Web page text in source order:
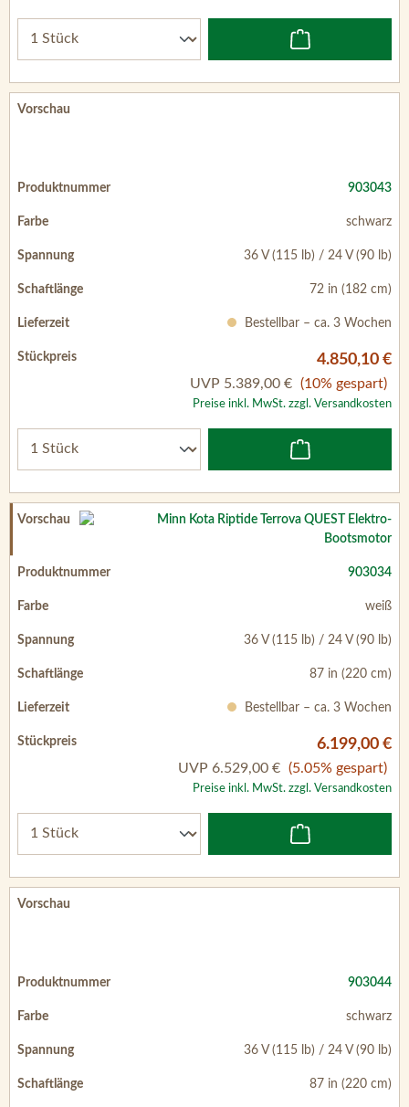
903043
schwarz
36 V (115 lb) / 24 V (90 lb)
72 in (182 cm)
Bestellbar – ca. 3 Wochen
4.850,10 €
UVP 5.389,00 € (10% gespart)
Preise inkl. MwSt. zzgl. Versandkosten
903034
weiß
36 V (115 lb) / 24 V (90 lb)
87 in (220 cm)
Bestellbar – ca. 3 Wochen
6.199,00 €
UVP 6.529,00 € (5.05% gespart)
Preise inkl. MwSt. zzgl. Versandkosten
903044
schwarz
36 V (115 lb) / 24 V (90 lb)
87 in (220 cm)